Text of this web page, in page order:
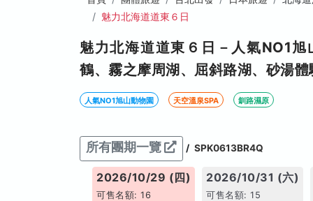
魅力北海道道東６日
魅力北海道道東６日－人氣NO1
鶴、霧之摩周湖、屈斜路湖、砂湯體
人氣NO1旭山動物園 天空溫泉SPA 釧路濕原
所有團期一覽 / SPK0613BR4Q
2026/10/29 (四)
可售名額: 16
2026/10/31 (六)
可售名額: 15